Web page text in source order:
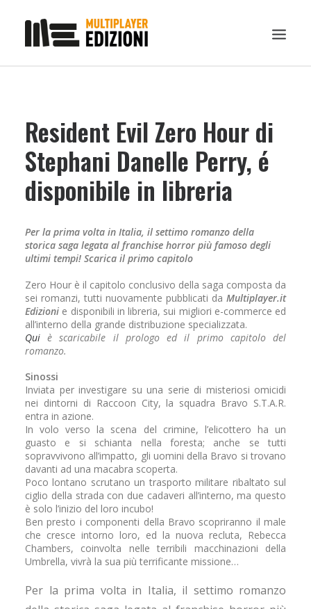
LIBRI
GUIDE STRATEGICHE
GADGET
NEWS
CHI SIAMO
RICERCA
Resident Evil Zero Hour di
Stephani Danelle Perry, é
disponibile in libreria
Per la prima volta in Italia, il settimo romanzo della
storica saga legata al franchise horror più famoso degli
ultimi tempi! Scarica il primo capitolo
Zero Hour è il capitolo conclusivo della saga composta da
sei romanzi, tutti nuovamente pubblicati da Multiplayer.it
Edizioni e disponibili in libreria, sui migliori e-commerce ed
all’interno della grande distribuzione specializzata.
Quiè scaricabile il prologo ed il primo capitolo del
romanzo.
Sinossi
Inviata per investigare su una serie di misteriosi omicidi
nei dintorni di Raccoon City, la squadra Bravo S.T.A.R.
entra in azione.
In volo verso la scena del crimine, l’elicottero ha un
guasto e si schianta nella foresta; anche se tutti
sopravvivono all’impatto, gli uomini della Bravo si trovano
davanti ad una macabra scoperta.
Poco lontano scrutano un trasporto militare ribaltato sul
ciglio della strada con due cadaveri all’interno, ma questo
è solo l’inizio del loro incubo!
Ben presto i componenti della Bravo scopriranno il male
che cresce intorno loro, ed la nuova recluta, Rebecca
Chambers, coinvolta nelle terribili macchinazioni della
Umbrella, vivrà la sua più terrificante missione…
Per la prima volta in Italia, il settimo romanzo